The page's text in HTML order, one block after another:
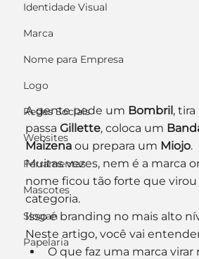
Identidade Visual
Marca
Nome para Empresa
Logo
Redes Sociais
Websites
Ferramentas
Mascotes
Slogan
Papelaria
A gente pede um Bombril,
passa Gillette, coloca um
Maizena ou prepara um Miojo.
Muitas vezes, nem é a marca
nome ficou tão forte que
categoria.
Isso é branding no mais alto
Neste artigo, você vai
O que faz uma marca virar